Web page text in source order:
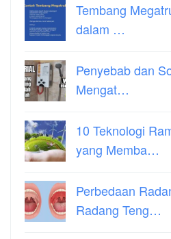
Tembang
dalam …
Penyebab dan
Mengat…
10 Teknologi
yang Memba…
Perbedaan
Radang Teng…